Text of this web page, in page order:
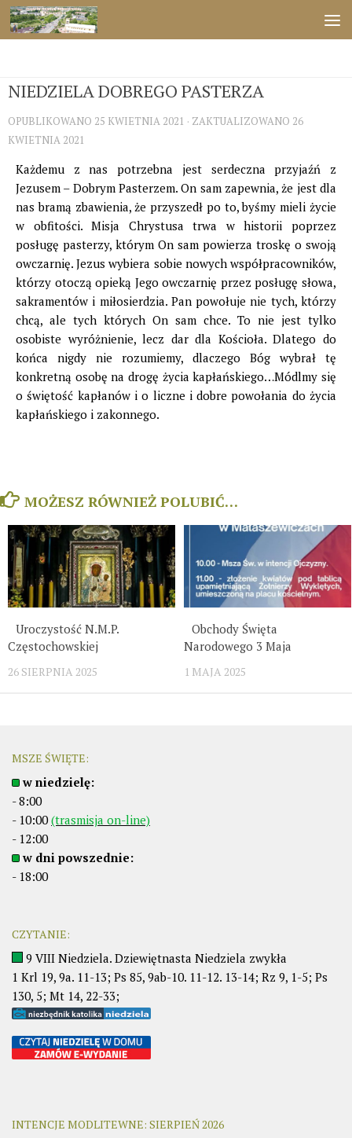
Przejdź do treści
NIEDZIELA DOBREGO PASTERZA
OPUBLIKOWANO 25 KWIETNIA 2021 · ZAKTUALIZOWANO 26
KWIETNIA 2021
Każdemu z nas potrzebna jest serdeczna przyjaźń z
Jezusem – Dobrym Pasterzem. On sam zapewnia, że jest dla
nas bramą zbawienia, że przyszedł po to, byśmy mieli życie
w obfitości. Misja Chrystusa trwa w historii poprzez
posługę pasterzy, którym On sam powierza troskę o swoją
owczarnię. Jezus wybiera sobie nowych współpracowników,
którzy otoczą opieką Jego owczarnię przez posługę słowa,
sakramentów i miłosierdzia. Pan powołuje nie tych, którzy
chcą, ale tych których On sam chce. To nie jest tylko
osobiste wyróżnienie, lecz dar dla Kościoła. Dlatego do
końca nigdy nie rozumiemy, dlaczego Bóg wybrał tę
konkretną osobę na drogę życia kapłańskiego…Módlmy się
o świętość kapłanów i o liczne i dobre powołania do życia
kapłańskiego i zakonnego.
MOŻESZ RÓWNIEŻ POLUBIĆ…
Uroczystość N.M.P.
Częstochowskiej
26 SIERPNIA 2025
Obchody Święta
Narodowego 3 Maja
1 MAJA 2025
MSZE ŚWIĘTE:
w niedzielę:
- 8:00
- 10:00(trasmisja on-line)
- 12:00
w dni powszednie:
- 18:00
CZYTANIE:
9 VIII Niedziela. Dziewiętnasta Niedziela zwykła
1 Krl 19, 9a. 11-13; Ps 85, 9ab-10. 11-12. 13-14; Rz 9, 1-5; Ps
130, 5; Mt 14, 22-33;
INTENCJE MODLITEWNE: SIERPIEŃ 2026